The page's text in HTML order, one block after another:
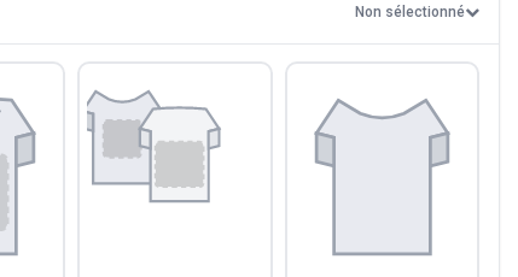
Non sélectionné